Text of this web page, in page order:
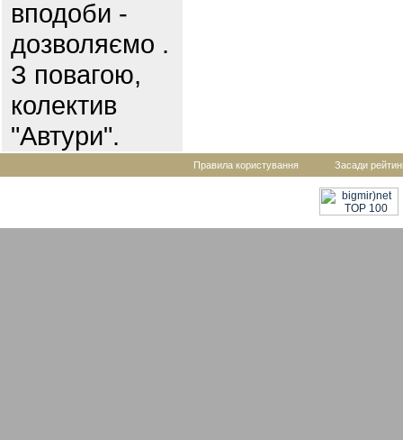
вподоби -
дозволяємо .
З повагою,
колектив
"Автури".
Правила користування Засади